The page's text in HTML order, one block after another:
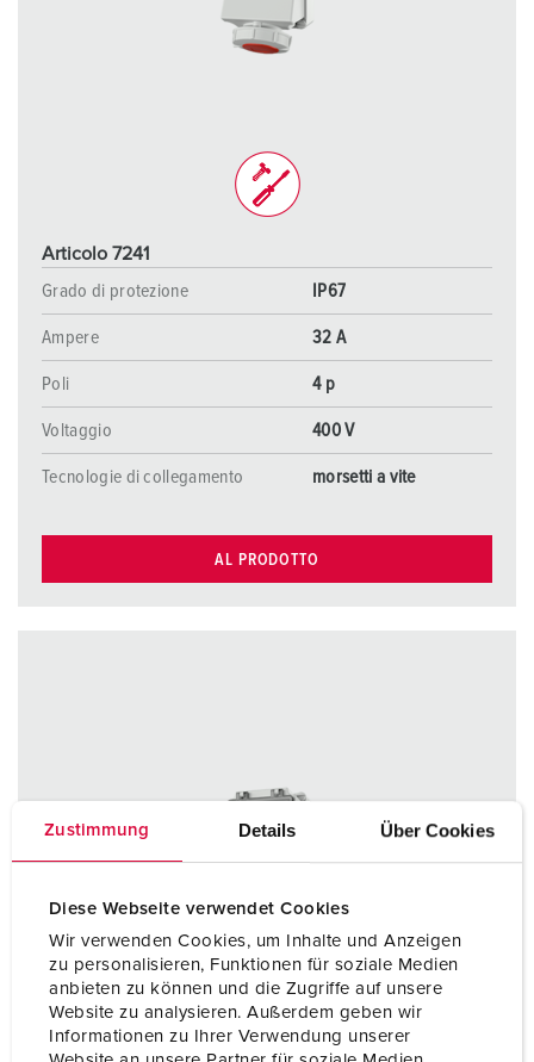
Zustimmung Details Über Cookies
Diese Webseite verwendet Cookies
Wir verwenden Cookies, um Inhalte und Anzeigen
zu personalisieren, Funktionen für soziale Medien
anbieten zu können und die Zugriffe auf unsere
Website zu analysieren. Außerdem geben wir
Informationen zu Ihrer Verwendung unserer
Articolo 7241
Grado di protezione
IP67
Ampere 32 A
Poli 4 p
Voltaggio 400 V
Tecnologie di collegamento morsetti a vite
AL PRODOTTO